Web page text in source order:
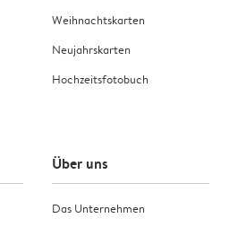
Weihnachtskarten
Neujahrskarten
Hochzeitsfotobuch
Über uns
Das Unternehmen